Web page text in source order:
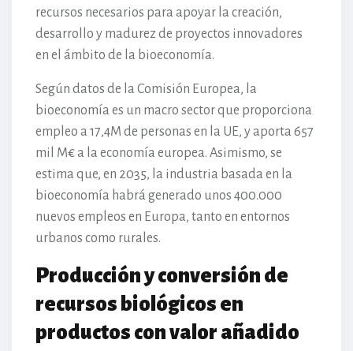
recursos necesarios para apoyar la creación,
desarrollo y madurez de proyectos innovadores
en el ámbito de la bioeconomía.
Según datos de la Comisión Europea, la
bioeconomía es un macro sector que proporciona
empleo a 17,4M de personas en la UE, y aporta 657
mil M€ a la economía europea. Asimismo, se
estima que, en 2035, la industria basada en la
bioeconomía habrá generado unos 400.000
nuevos empleos en Europa, tanto en entornos
urbanos como rurales.
Producción y conversión de
recursos biológicos en
productos con valor añadido